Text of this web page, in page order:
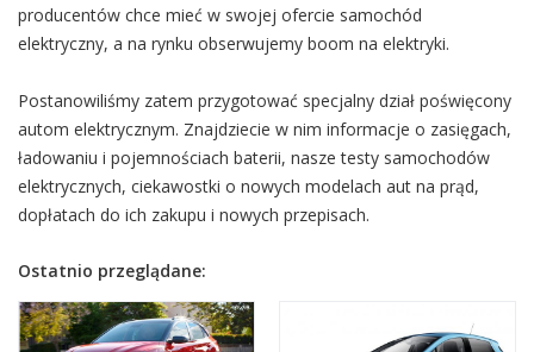
producentów chce mieć w swojej ofercie samochód
elektryczny, a na rynku obserwujemy boom na elektryki.
Postanowiliśmy zatem przygotować specjalny dział poświęcony
autom elektrycznym. Znajdziecie w nim informacje o zasięgach,
ładowaniu i pojemnościach baterii, nasze testy samochodów
elektrycznych, ciekawostki o nowych modelach aut na prąd,
dopłatach do ich zakupu i nowych przepisach.
Ostatnio przeglądane: